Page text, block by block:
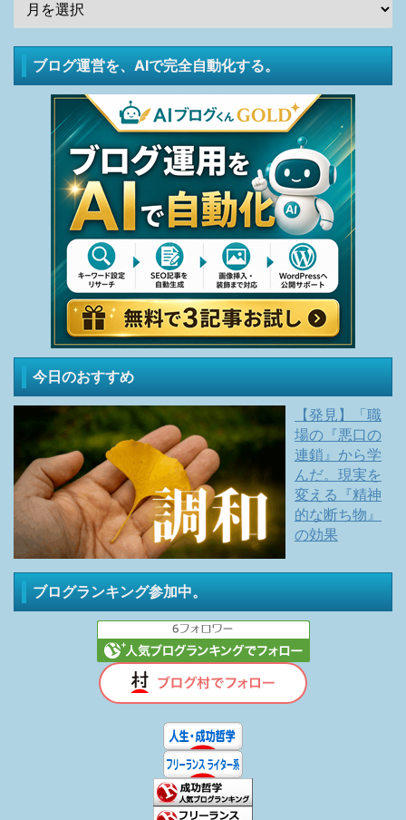
ブログ運営を、AIで完全自動化する。
今日のおすすめ
【発見】「職
場の『悪口の
連鎖』から学
んだ。現実を
変える『精神
的な断ち物』
の効果
ブログランキング参加中。